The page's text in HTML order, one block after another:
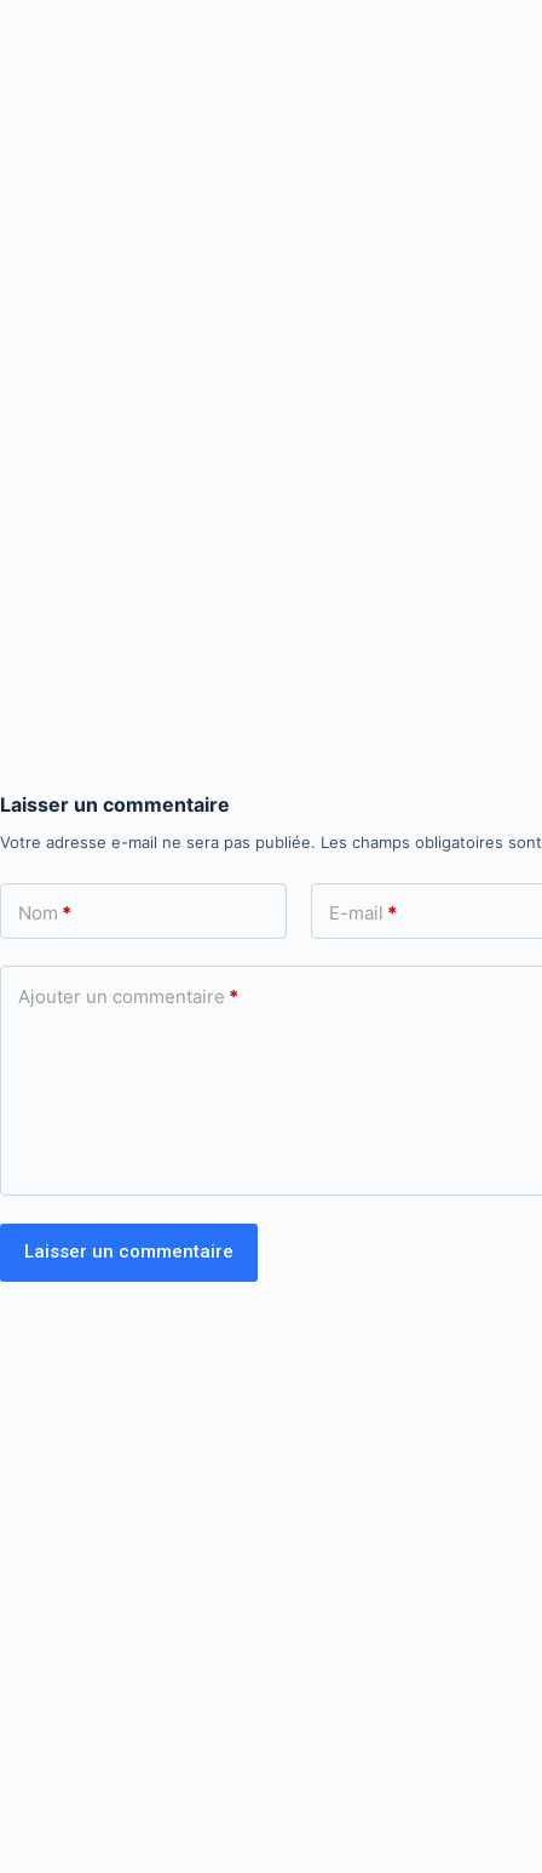
Laisser un commentaire
Votre adresse e-mail ne sera pas publiée. Les champs obligatoires
Nom * E-mail *
Ajouter un commentaire *
Laisser un commentaire